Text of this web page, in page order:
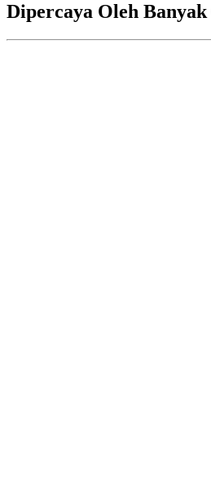
Dipercaya Oleh